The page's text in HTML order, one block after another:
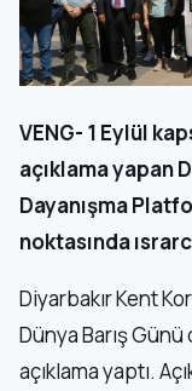
VENG- 1 Eylül
açıklama yapan
Dayanışma
noktasında
Diyarbakır Kent
Dünya Barış Günü
açıklama yaptı.